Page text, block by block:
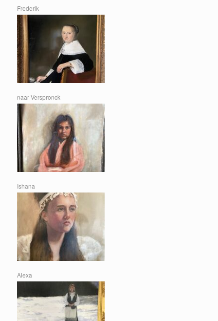
Frederik
naar Verspronck
Ishana
Alexa